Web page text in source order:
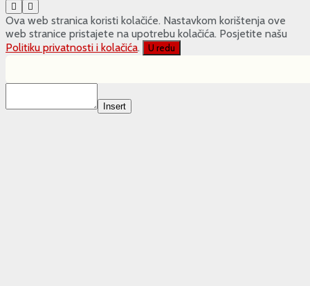
Ova web stranica koristi kolačiće. Nastavkom korištenja ove
web stranice pristajete na upotrebu kolačića. Posjetite našu
Politiku privatnosti i kolačića. U redu
Insert